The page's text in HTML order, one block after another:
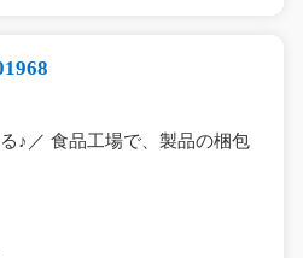
♪／ 食品工場で、製品の梱包